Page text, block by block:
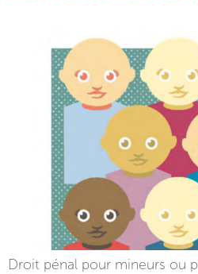
Droit pénal pour mineurs ou